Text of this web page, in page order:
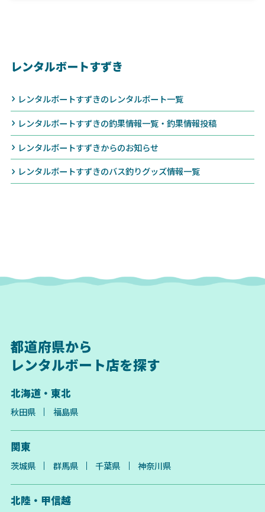
レンタルボートすずき
レンタルボートすずきのレンタルボート一覧
レンタルボートすずきの釣果情報一覧・釣果情報投稿
レンタルボートすずきからのお知らせ
レンタルボートすずきのバス釣りグッズ情報一覧
都道府県から
レンタルボート店を探す
北海道・東北
秋田県 福島県
関東
茨城県 群馬県 千葉県 神奈川県
北陸・甲信越